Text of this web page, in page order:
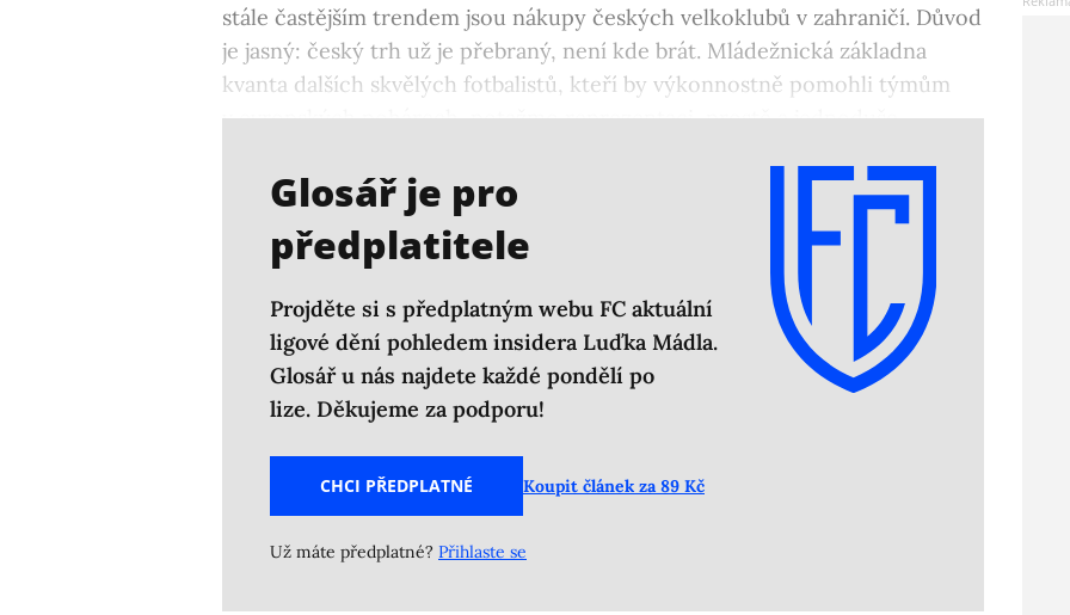
stále častějším trendem jsou nákupy českých velkoklubů v zahraničí. Důvod
je jasný: český trh už je přebraný, není kde brát. Mládežnická základna
kvanta dalších skvělých fotbalistů, kteří by výkonnostně pomohli týmům
v evropských pohárech, potažmo reprezentaci, prostě a jednoduše
Glosář je pro
předplatitele
Projděte si s předplatným webu FC aktuální
ligové dění pohledem insidera Luďka Mádla.
Glosář u nás najdete každé pondělí po
lize. Děkujeme za podporu!
CHCI PŘEDPLATNÉ Koupit článek za 89 Kč
Už máte předplatné? Přihlaste se